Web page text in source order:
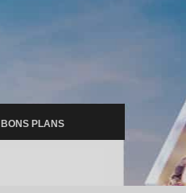
BONS PLANS